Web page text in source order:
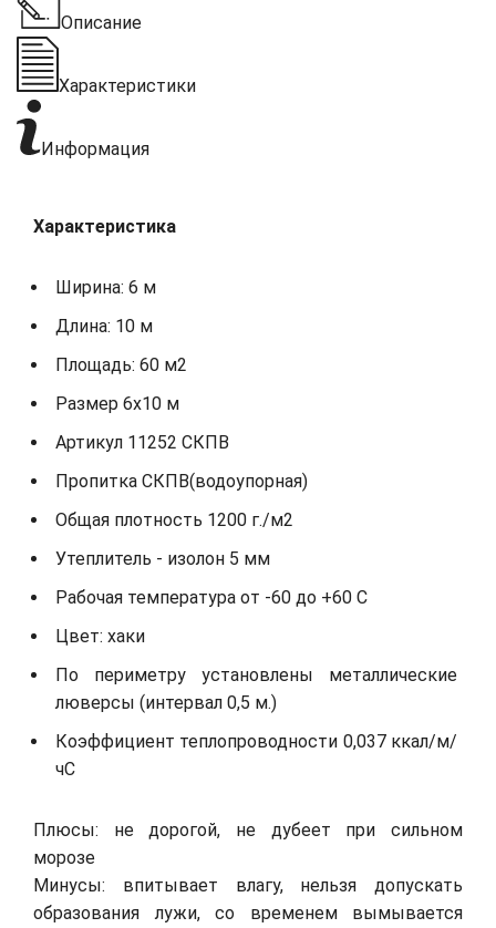
Описание
Характеристики
Информация
Характеристика
Ширина: 6 м
Длина: 10 м
Площадь: 60 м2
Размер 6х10 м
Артикул 11252 СКПВ
Пропитка СКПВ(водоупорная)
Общая плотность 1200 г./м2
Утеплитель - изолон 5 мм
Рабочая температура от -60 до +60 С
Цвет: хаки
По периметру установлены металлические
люверсы (интервал 0,5 м.)
Коэффициент теплопроводности 0,037 ккал/м/
чС
Плюсы: не дорогой, не дубеет при сильном
морозе
Минусы: впитывает влагу, нельзя допускать
образования лужи, со временем вымывается